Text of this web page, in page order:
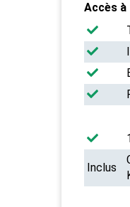
Accès à
Inclus